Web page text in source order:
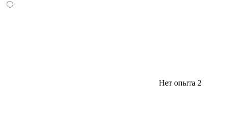
Нет опыта 2